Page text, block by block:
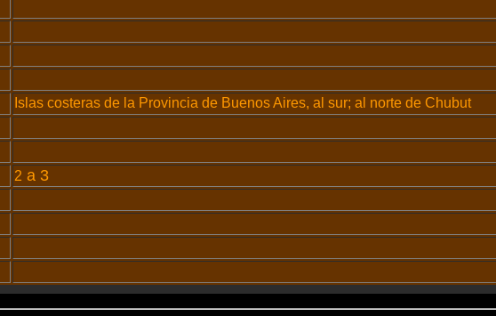
Islas costeras de la Provincia de Buenos Aires, al sur; al norte de Chubut
2 a 3